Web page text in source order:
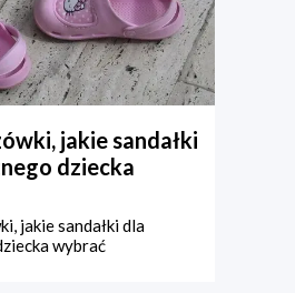
jakie sandałki
dziecka
jakie sandałki dla
wybrać